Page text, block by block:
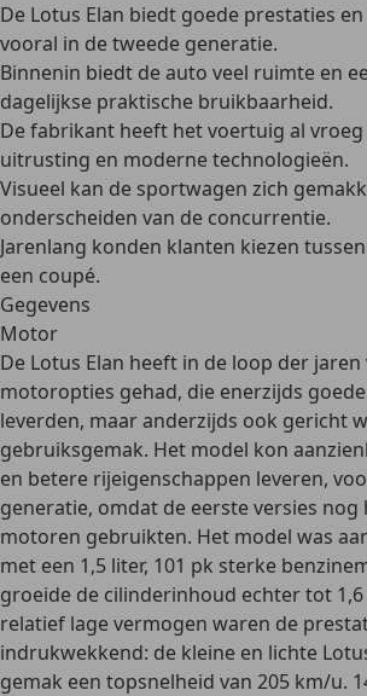
De Lotus Elan biedt goede prestaties
vooral in de tweede generatie.
Binnenin biedt de auto veel ruimte en
dagelijkse praktische bruikbaarheid.
De fabrikant heeft het voertuig al vroeg
uitrusting en moderne technologieën.
Visueel kan de sportwagen zich
onderscheiden van de concurrentie.
Jarenlang konden klanten kiezen
een coupé.
Gegevens
Motor
De Lotus Elan heeft in de loop der jaren
motoropties gehad, die enerzijds
leverden, maar anderzijds ook gericht
gebruiksgemak. Het model kon
en betere rijeigenschappen leveren,
generatie, omdat de eerste versies
motoren gebruikten. Het model was
met een 1,5 liter, 101 pk sterke
groeide de cilinderinhoud echter tot
relatief lage vermogen waren de
indrukwekkend: de kleine en lichte
gemak een topsnelheid van 205 km/u.